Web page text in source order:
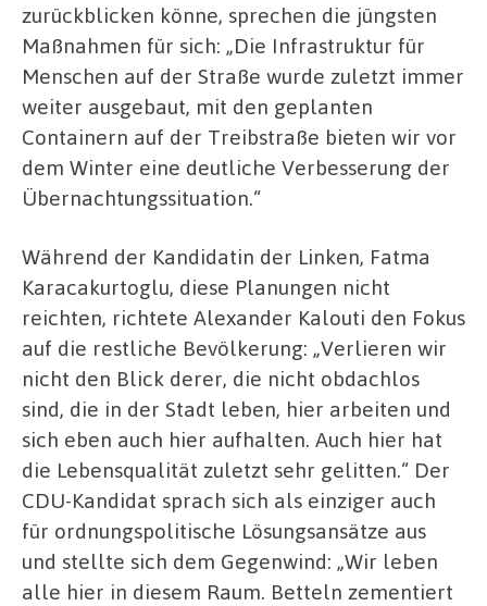
zurückblicken könne, sprechen die jüngsten
Maßnahmen für sich: „Die Infrastruktur für
Menschen auf der Straße wurde zuletzt immer
weiter ausgebaut, mit den geplanten
Containern auf der Treibstraße bieten wir vor
dem Winter eine deutliche Verbesserung der
Übernachtungssituation.“
Während der Kandidatin der Linken, Fatma
Karacakurtoglu, diese Planungen nicht
reichten, richtete Alexander Kalouti den Fokus
auf die restliche Bevölkerung: „Verlieren wir
nicht den Blick derer, die nicht obdachlos
sind, die in der Stadt leben, hier arbeiten und
sich eben auch hier aufhalten. Auch hier hat
die Lebensqualität zuletzt sehr gelitten.“ Der
CDU-Kandidat sprach sich als einziger auch
für ordnungspolitische Lösungsansätze aus
und stellte sich dem Gegenwind: „Wir leben
alle hier in diesem Raum. Betteln zementiert